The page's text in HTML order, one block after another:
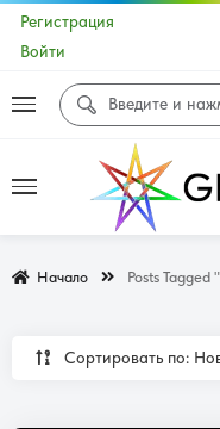
Регистрация
Войти
Начало Posts Tagged
Сортировать по: